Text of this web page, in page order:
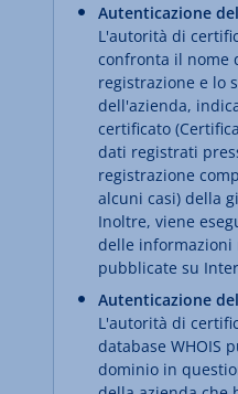
Autenticazione
L'autorità di
confronta il nome
registrazione e lo
dell'azienda,
certificato
dati registrati
registrazione
alcuni casi) della
Inoltre, viene
delle informazioni
pubblicate su
Autenticazione
L'autorità di
database WHOIS
dominio in